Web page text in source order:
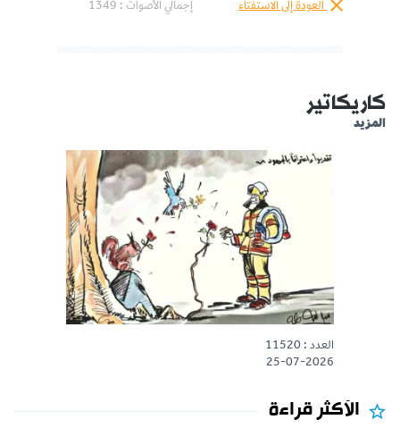
العودة إلى الاستفتاء إجمالي الأصوات : 1349
كاريكاتير
المزيد
العدد : 11520
25-07-2026
الأكثر قراءة